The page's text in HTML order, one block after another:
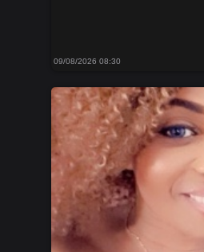
09/08/2026 08:30